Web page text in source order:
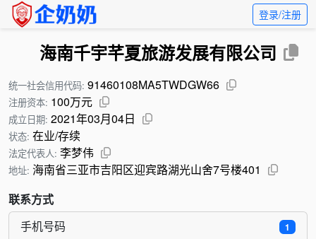
登录/注册
海南千宇芊夏旅游发展有限公司
统一社会信用代码: 91460108MA5TWDGW66
注册资本: 100万元
成立日期: 2021年03月04日
状态: 在业/存续
法定代表人: 李梦伟
地址: 海南省三亚市吉阳区迎宾路湖光山舍7号楼401
联系方式
1
手机号码